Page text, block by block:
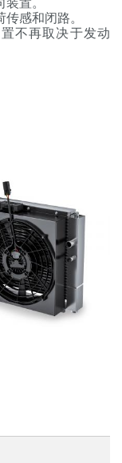
置。
感和闭路。
不再取决于发动